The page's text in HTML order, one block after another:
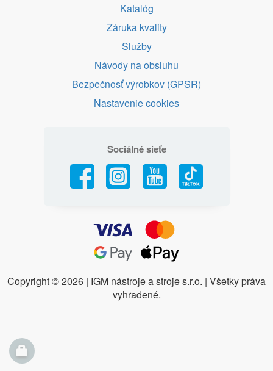
Katalóg
Záruka kvality
Služby
Návody na obsluhu
Bezpečnosť výrobkov (GPSR)
Nastavenie cookies
Sociálné sieťe
Copyright ©2026 | IGM nástroje a stroje s.r.o. | Všetky práva
vyhradené.